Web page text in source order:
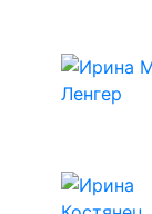
помощи
всякие
всего,считаю
личного
абсолютно